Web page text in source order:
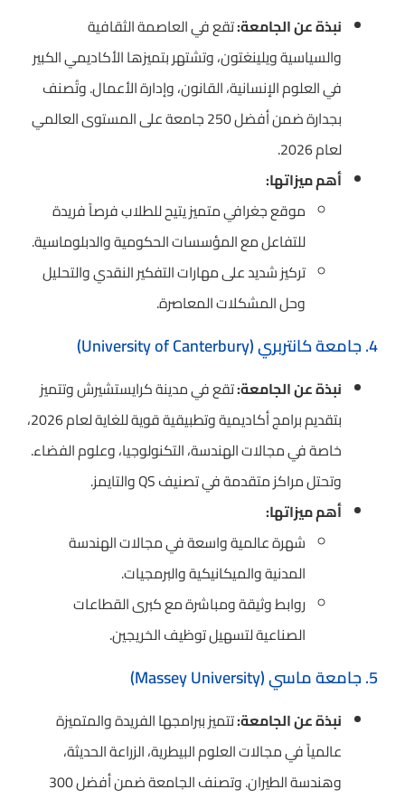
نبذة عن الجامعة:تقع في العاصمة الثقافية
والسياسية ويلينغتون، وتشتهر بتميزها الأكاديمي الكبير
في العلوم الإنسانية، القانون، وإدارة الأعمال. وتُصنف
بجدارة ضمن أفضل 250 جامعة على المستوى العالمي
لعام 2026.
أهم ميزاتها:
موقع جغرافي متميز يتيح للطلاب فرصاً فريدة
للتفاعل مع المؤسسات الحكومية والدبلوماسية.
تركيز شديد على مهارات التفكير النقدي والتحليل
وحل المشكلات المعاصرة.
4. جامعة كانتربري (University of Canterbury)
نبذة عن الجامعة:تقع في مدينة كرايستشيرش وتتميز
بتقديم برامج أكاديمية وتطبيقية قوية للغاية لعام 2026،
خاصة في مجالات الهندسة، التكنولوجيا، وعلوم الفضاء.
وتحتل مراكز متقدمة في تصنيف QS والتايمز.
أهم ميزاتها:
شهرة عالمية واسعة في مجالات الهندسة
المدنية والميكانيكية والبرمجيات.
روابط وثيقة ومباشرة مع كبرى القطاعات
الصناعية لتسهيل توظيف الخريجين.
5. جامعة ماسي (Massey University)
نبذة عن الجامعة:تتميز ببرامجها الفريدة والمتميزة
عالمياً في مجالات العلوم البيطرية، الزراعة الحديثة،
وهندسة الطيران. وتصنف الجامعة ضمن أفضل 300